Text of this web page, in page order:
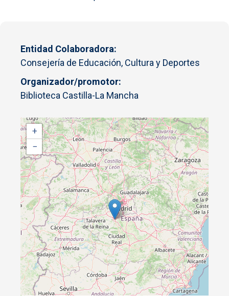
Entidad Colaboradora
Consejería de Educación, Cultura y Deportes
Organizador/promotor
Biblioteca Castilla-La Mancha
+
−